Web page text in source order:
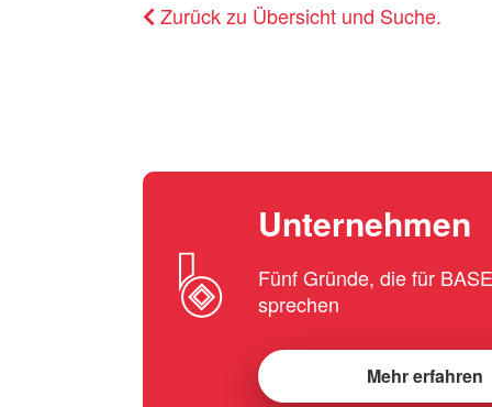
Zurück zu Übersicht und Suche.
Unternehmen
Fünf Gründe, die für
sprechen
Mehr erfahren